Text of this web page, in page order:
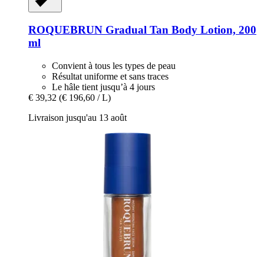
ROQUEBRUN Gradual Tan Body Lotion, 200
ml
Convient à tous les types de peau
Résultat uniforme et sans traces
Le hâle tient jusqu’à 4 jours
€ 39,32 (€ 196,60 / L)
Livraison jusqu'au 13 août